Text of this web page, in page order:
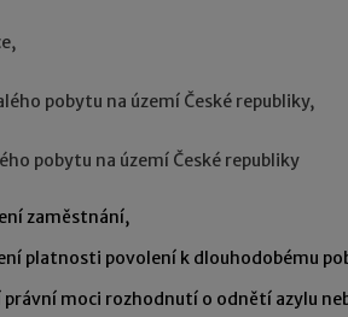
pobytu na území České republiky,
pobytu na území České republiky
zaměstnání,
platnosti povolení k dlouhodobému
moci rozhodnutí o odnětí azylu